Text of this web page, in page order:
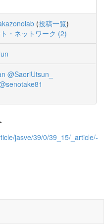
(投稿一覧)
・ネットワーク (2)
@SaoriUtsun_
jasve/39/0/39_15/_article/-